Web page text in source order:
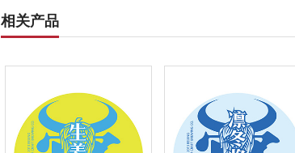
相关产品